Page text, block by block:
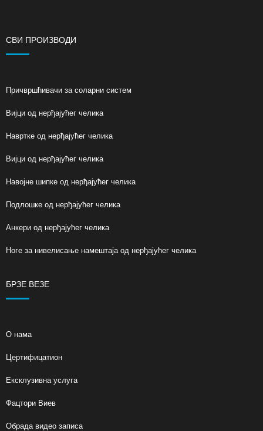
СВИ ПРОИЗВОДИ
Причвршћивачи за соларни систем
Вијци од нерђајућег челика
Навртке од нерђајућег челика
Вијци од нерђајућег челика
Навојне шипке од нерђајућег челика
Подлошке од нерђајућег челика
Анкери од нерђајућег челика
Ноге за нивелисање намештаја од нерђајућег челика
БРЗЕ ВЕЗЕ
О нама
Цертифицатион
Ексклузивна услуга
Фацтори Виев
Обрада видео записа